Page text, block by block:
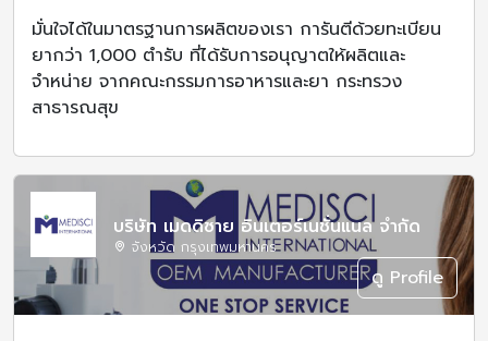
มั่นใจได้ในมาตรฐานการผลิตของเรา การันตีด้วยทะเบียน
ยากว่า 1,000 ตำรับ ที่ได้รับการอนุญาตให้ผลิตและ
จำหน่าย จากคณะกรรมการอาหารและยา กระทรวง
สาธารณสุข
บริษัท เมดดิซาย อินเตอร์เนชั่นแนล จำกัด
จังหวัด กรุงเทพมหานคร
ดู Profile